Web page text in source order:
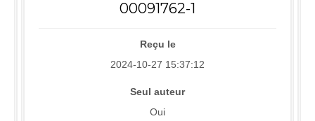
00091762-1
Reçu le
2024-10-27 15:37:12
Seul auteur
Oui